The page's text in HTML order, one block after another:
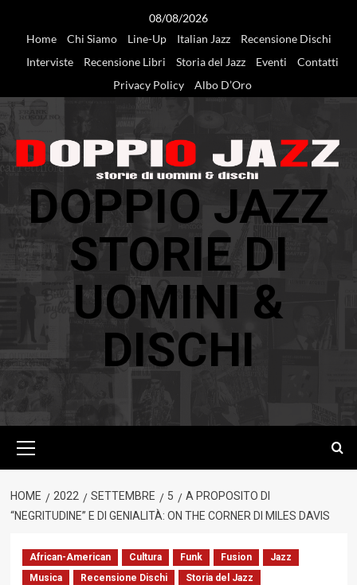
08/08/2026
Home
Chi Siamo Line-Up Italian Jazz
Recensione Dischi
Interviste
Recensione Libri Storia del Jazz Eventi
Contatti
Privacy Policy
Albo D’Oro
DOPPIO JAZZ
STORIE DI
UOMINI &
DISCHI
principale
HOME 2022 SETTEMBRE 5
A PROPOSITO DI
“NEGRITUDINE” E DI GENIALITÀ: ON THE CORNER DI MILES DAVIS
African-American Cultura Funk Fusion
Jazz
Musica
Recensione Dischi Storia del Jazz